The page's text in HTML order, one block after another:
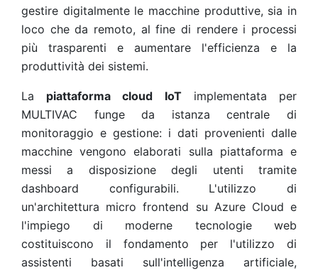
gestire digitalmente le macchine produttive, sia in
loco che da remoto, al fine di rendere i processi
più trasparenti e aumentare l'efficienza e la
produttività dei sistemi.
La piattaforma cloud IoTimplementata per
MULTIVAC funge da istanza centrale di
monitoraggio e gestione: i dati provenienti dalle
macchine vengono elaborati sulla piattaforma e
messi a disposizione degli utenti tramite
dashboard configurabili. L'utilizzo di
un'architettura micro frontend su Azure Cloud e
l'impiego di moderne tecnologie web
costituiscono il fondamento per l'utilizzo di
assistenti basati sull'intelligenza artificiale,